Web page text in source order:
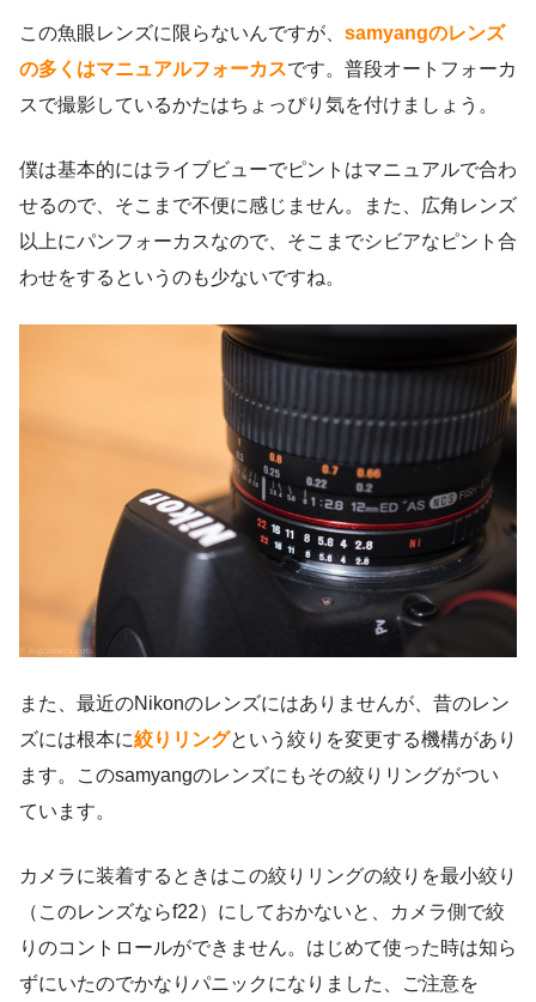
この魚眼レンズに限らないんですが、 samyangのレンズ
の多くはマニュアルフォーカスです。普段オートフォーカ
スで撮影しているかたはちょっぴり気を付けましょう。
僕は基本的にはライブビューでピントはマニュアルで合わ
せるので、そこまで不便に感じません。また、広角レンズ
以上にパンフォーカスなので、そこまでシビアなピント合
わせをするというのも少ないですね。
また、最近のNikonのレンズにはありませんが、昔のレン
ズには根本に絞りリングという絞りを変更する機構があり
ます。このsamyangのレンズにもその絞りリングがつい
ています。
カメラに装着するときはこの絞りリングの絞りを最小絞り
（このレンズならf22）にしておかないと、カメラ側で絞
りのコントロールができません。はじめて使った時は知ら
ずにいたのでかなりパニックになりました、ご注意を